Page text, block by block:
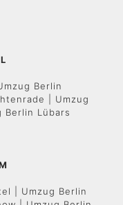
Berlin
| Umzug
Berlin Lübars
| Umzug Berlin